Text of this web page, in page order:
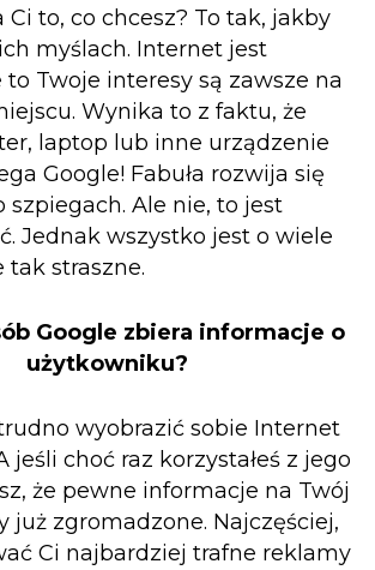
Ci to, co chcesz? To tak, jakby
myślach. Internet jest
Twoje interesy są zawsze na
Wynika to z faktu, że
laptop lub inne urządzenie
Google! Fabuła rozwija się
szpiegach. Ale nie, to jest
Jednak wszystko jest o wiele
tak straszne.
Google zbiera informacje o
użytkowniku?
wyobrazić sobie Internet
jeśli choć raz korzystałeś z jego
że pewne informacje na Twój
już zgromadzone. Najczęściej,
Ci najbardziej trafne reklamy